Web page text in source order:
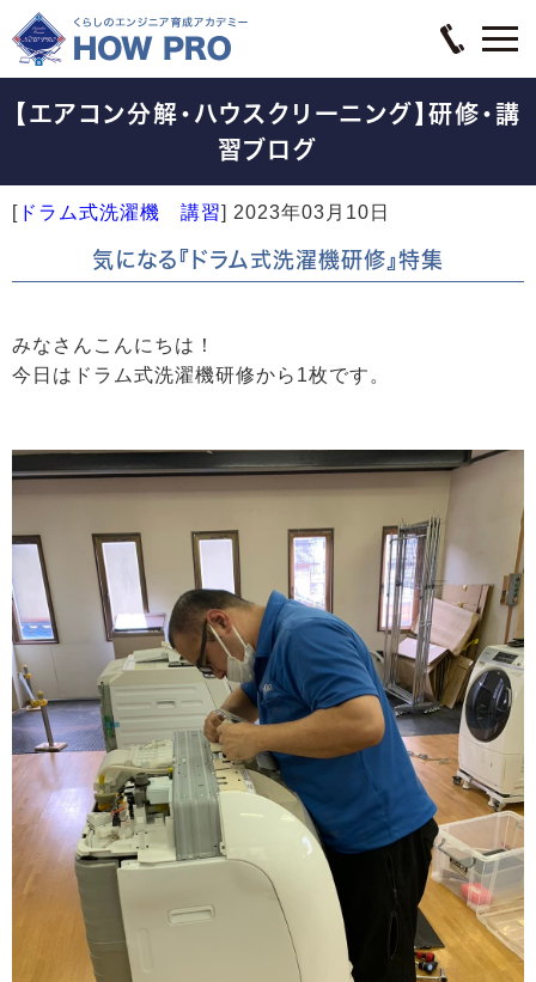
【エアコン分解・ハウスクリーニング】研修・講
習ブログ
[ ドラム式洗濯機 講習] 2023年03月10日
気になる『ドラム式洗濯機研修』特集
みなさんこんにちは！
今日はドラム式洗濯機研修から1枚です。